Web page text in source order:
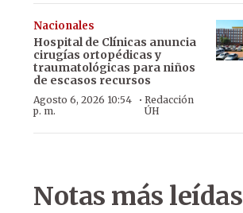
Nacionales
Hospital de Clínicas anuncia
cirugías ortopédicas y
traumatológicas para niños
de escasos recursos
Agosto 6, 2026 10:54
p. m.
· Redacción
ÚH
Notas más leídas